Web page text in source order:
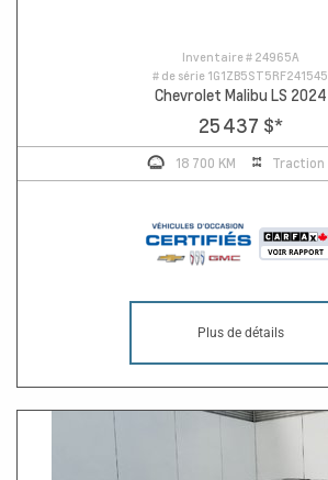
Inventaire # 24965A
# de série 1G1ZB5ST5RF241545
Chevrolet Malibu LS 2024
25 437 $*
18 700 KM Traction
Plus de détails